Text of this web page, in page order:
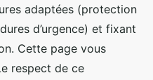
adaptées (protection
d’urgence) et fixant
Cette page vous
respect de ce